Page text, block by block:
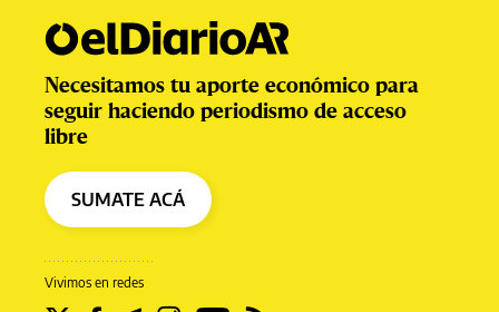
Vivimos en redes
Necesitamos tu aporte económico para
seguir haciendo periodismo de acceso
libre
SUMATE ACÁ